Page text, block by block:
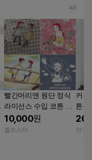
빨간머리앤 원단 정식
라이선스 수입 코튼 코
튼린넨 행잉 커트지 부
자재 체크 오렌지
10,000원
퀼트스타
커튼
튼천
린넨
35종
천가